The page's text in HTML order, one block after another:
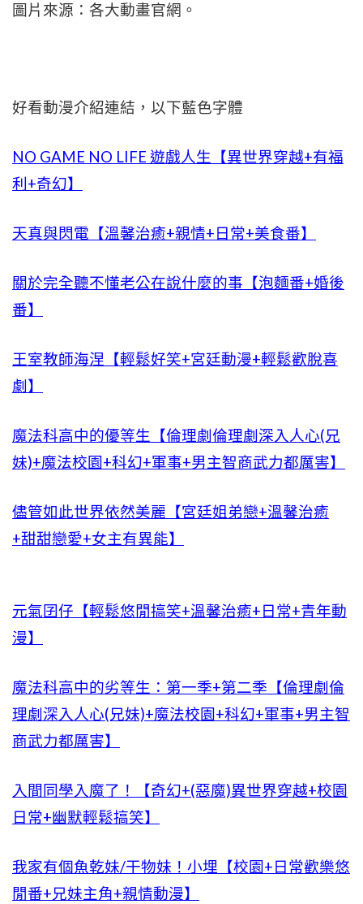
圖片來源：各大動畫官網。
好看動漫介紹連結，以下藍色字體
NO GAME NO LIFE 遊戲人生【異世界穿越+有福
利+奇幻】
天真與閃電【溫馨治癒+親情+日常+美食番】
關於完全聽不懂老公在說什麼的事【泡麵番+婚後
番】
王室教師海涅【輕鬆好笑+宮廷動漫+輕鬆歡脫喜
劇】
魔法科高中的優等生【倫理劇倫理劇深入人心(兄
妹)+魔法校園+科幻+軍事+男主智商武力都厲害】
儘管如此世界依然美麗【宮廷姐弟戀+溫馨治癒
+甜甜戀愛+女主有異能】
元氣囝仔【輕鬆悠閒搞笑+溫馨治癒+日常+青年動
漫】
魔法科高中的劣等生：第一季+第二季【倫理劇倫
理劇深入人心(兄妹)+魔法校園+科幻+軍事+男主智
商武力都厲害】
入間同學入魔了！【奇幻+(惡魔)異世界穿越+校園
日常+幽默輕鬆搞笑】
我家有個魚乾妹/干物妹！小埋【校園+日常歡樂悠
閒番+兄妹主角+親情動漫】